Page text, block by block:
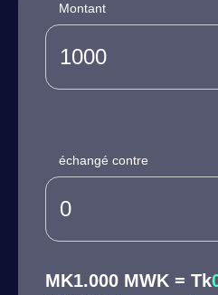
Montant
échangé contre
MK1.000 MWK = Tk